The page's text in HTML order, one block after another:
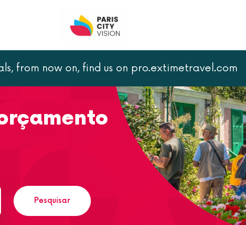
from now on, find us on pro.extimetravel.com
Pesquisar